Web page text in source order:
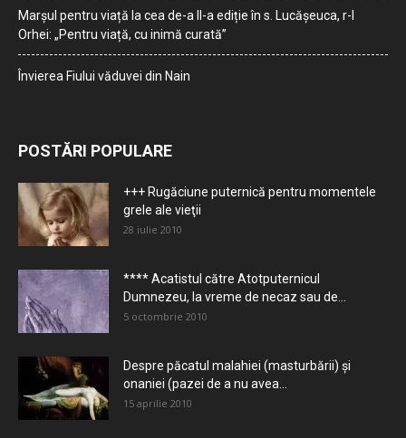
Marșul pentru viață la cea de-a II-a ediție în s. Lucășeuca, r-l
Orhei: „Pentru viață, cu inimă curată”
Învierea Fiului văduvei din Nain
POSTĂRI POPULARE
+++ Rugăciune puternică pentru momentele
grele ale vieţii
28 iulie 2010
**** Acatistul către Atotputernicul
Dumnezeu, la vreme de necaz sau de...
5 octombrie 2010
Despre păcatul malahiei (masturbării) şi
onaniei (pazei de a nu avea...
15 aprilie 2010